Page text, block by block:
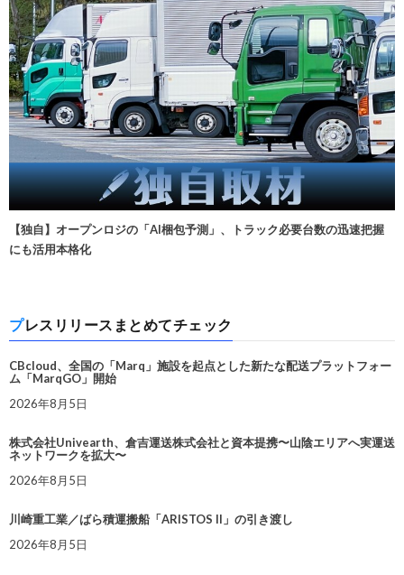
【独自】オープンロジの「AI梱包予測」、トラック必要台数の迅速把握
にも活用本格化
プレスリリースまとめてチェック
CBcloud、全国の「Marq」施設を起点とした新たな配送プラットフォー
ム「MarqGO」開始
2026年8月5日
株式会社Univearth、倉吉運送株式会社と資本提携〜山陰エリアへ実運送
ネットワークを拡大〜
2026年8月5日
川崎重工業／ばら積運搬船「ARISTOS II」の引き渡し
2026年8月5日